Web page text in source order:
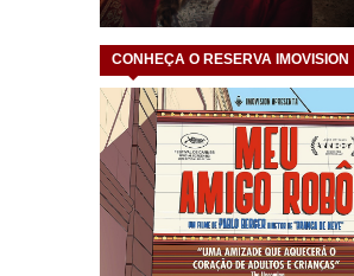
CONHEÇA O RESERVA IMOVISION